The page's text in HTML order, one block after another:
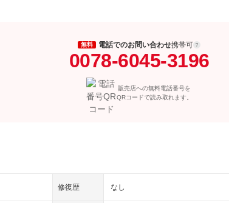
無料 電話でのお問い合わせ携帯可
0078-6045-3196
販売店への無料電話番号を
QRコードで読み取れます。
修復歴 なし